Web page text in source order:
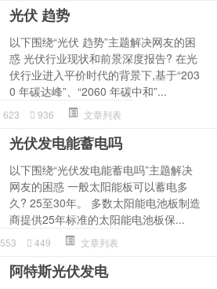
光伏 趋势
以下围绕“光伏 趋势”主题解决网友的困
惑 光伏行业现状和前景深度报告? 在光
伏行业进入平价时代的背景下,基于“203
0 年碳达峰”、“2060 年碳中和”...
623 936 文章列表
光伏发电能蓄电吗
以下围绕“光伏发电能蓄电吗”主题解决
网友的困惑 一般太阳能板可以蓄电多
久? 25至30年。 多数太阳能电池板制造
商提供25年标准的太阳能电池板保...
553 449 文章列表
阿特斯光伏发电